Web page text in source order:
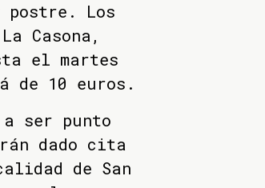
Los
Casona,
el martes
de 10 euros.
ser punto
dado cita
de San